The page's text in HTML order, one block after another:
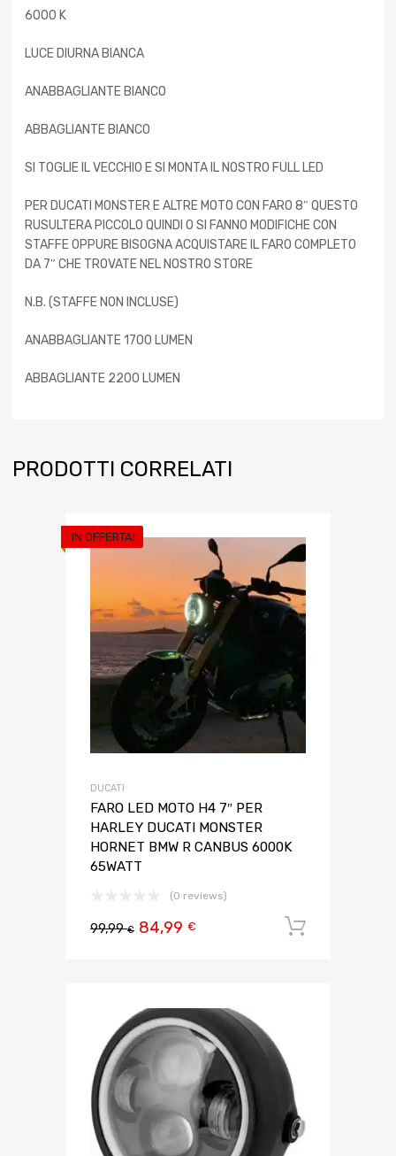
6000 K
LUCE DIURNA BIANCA
ANABBAGLIANTE BIANCO
ABBAGLIANTE BIANCO
SI TOGLIE IL VECCHIO E SI MONTA IL NOSTRO FULL LED
PER DUCATI MONSTER E ALTRE MOTO CON FARO 8″ QUESTO
RUSULTERA PICCOLO QUINDI O SI FANNO MODIFICHE CON
STAFFE OPPURE BISOGNA ACQUISTARE IL FARO COMPLETO
DA 7″ CHE TROVATE NEL NOSTRO STORE
N.B. (STAFFE NON INCLUSE)
ANABBAGLIANTE 1700 LUMEN
ABBAGLIANTE 2200 LUMEN
PRODOTTI CORRELATI
IN OFFERTA!
DUCATI
FARO LED MOTO H4 7″ PER
HARLEY DUCATI MONSTER
HORNET BMW R CANBUS 6000K
65WATT
(0 reviews)
99,99€ 84,99 €